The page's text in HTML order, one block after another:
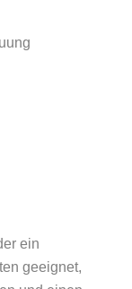
ein
geeignet,